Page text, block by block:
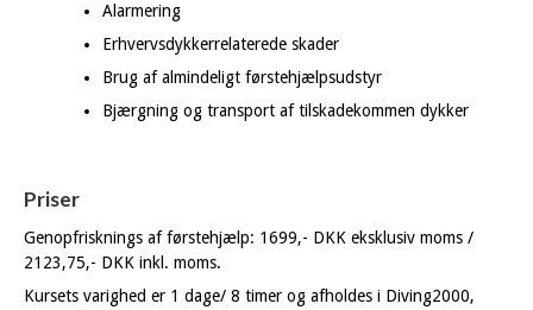
Alarmering
Erhvervsdykkerrelaterede skader
Brug af almindeligt førstehjælpsudstyr
Bjærgning og transport af tilskadekommen dykker
Priser
Genopfrisknings af førstehjælp: 1699,- DKK eksklusiv moms /
2123,75,- DKK inkl. moms.
Kursets varighed er 1 dage/ 8 timer og afholdes i Diving2000,